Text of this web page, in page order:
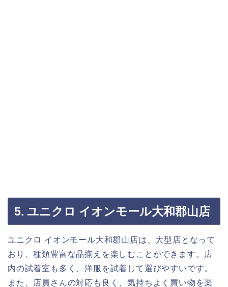
5. ユニクロ イオンモール大和郡山店
ユニクロ イオンモール大和郡山店は、大型店となって
おり、種類豊富な品揃えを楽しむことができます。店
内の試着室も多く、洋服を試着して選びやすいです。
また、店員さんの対応も良く、気持ちよく買い物を楽